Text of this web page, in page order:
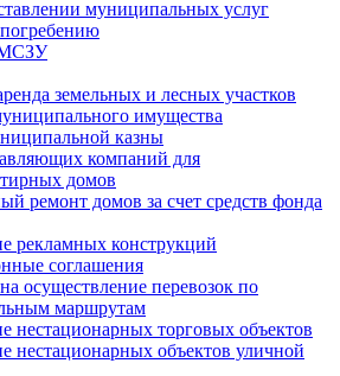
муниципальных услуг
МСЗУ
земельных и лесных участков
имущества
казны
компаний для
домов
ремонт домов за счет средств фонда
рекламных конструкций
соглашения
осуществление перевозок по
маршрутам
нестационарных торговых объектов
нестационарных объектов уличной